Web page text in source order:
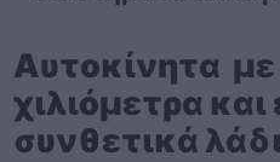
Αυτοκίνητα
χιλιόμετρα και
συνθετικά